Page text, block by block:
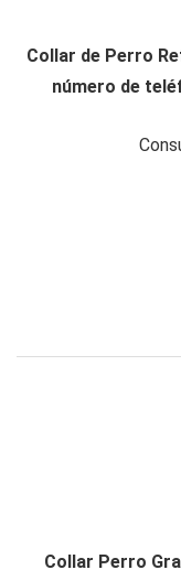
Collar de Perro
número de
Collar Perro